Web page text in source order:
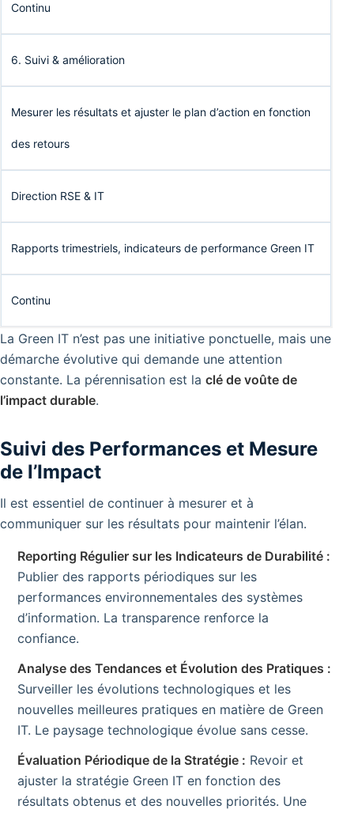
Continu
6. Suivi & amélioration
Mesurer les résultats et ajuster le plan d’action en fonction
des retours
Direction RSE & IT
Rapports trimestriels, indicateurs de performance Green IT
Continu
La Green IT n’est pas une initiative ponctuelle, mais une
démarche évolutive qui demande une attention
constante. La pérennisation est la clé de voûte de
l’impact durable.
Suivi des Performances et Mesure
de l’Impact
Il est essentiel de continuer à mesurer et à
communiquer sur les résultats pour maintenir l’élan.
Reporting Régulier sur les Indicateurs de Durabilité :
Publier des rapports périodiques sur les
performances environnementales des systèmes
d’information. La transparence renforce la
confiance.
Analyse des Tendances et Évolution des Pratiques :
Surveiller les évolutions technologiques et les
nouvelles meilleures pratiques en matière de Green
IT. Le paysage technologique évolue sans cesse.
Évaluation Périodique de la Stratégie : Revoir et
ajuster la stratégie Green IT en fonction des
résultats obtenus et des nouvelles priorités. Une